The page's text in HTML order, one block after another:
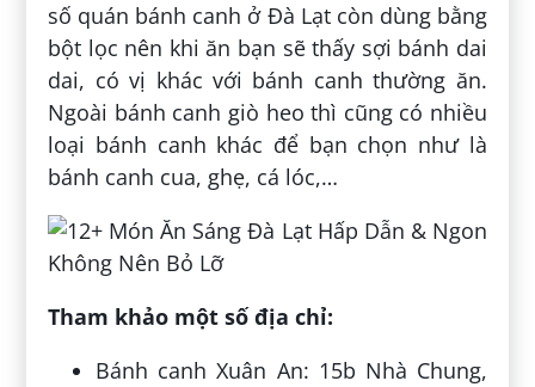
số quán bánh canh ở Đà Lạt còn dùng bằng
bột lọc nên khi ăn bạn sẽ thấy sợi bánh dai
dai, có vị khác với bánh canh thường ăn.
Ngoài bánh canh giò heo thì cũng có nhiều
loại bánh canh khác để bạn chọn như là
bánh canh cua, ghẹ, cá lóc,…
Tham khảo một số địa chỉ:
Bánh canh Xuân An: 15b Nhà Chung,